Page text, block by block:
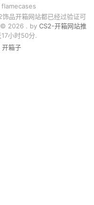
flamecases
品开箱网站都已经过验证可
2026 . by CS2-开箱网站推
小时50分.
开箱子